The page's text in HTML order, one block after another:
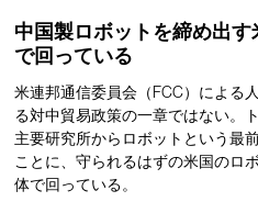
中国製ロボットを締め出
で回っている
米連邦通信委員会（FCC）による
る対中貿易政策の一章ではない。
主要研究所からロボットという最
ことに、守られるはずの米国のロ
体で回っている。